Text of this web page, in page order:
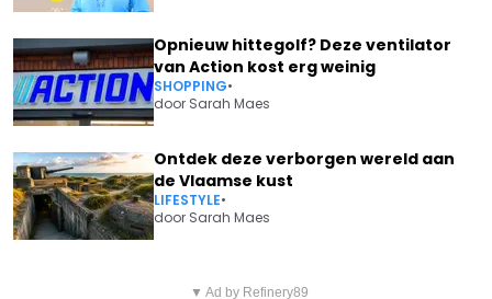
Opnieuw hittegolf? Deze ventilator
van Action kost erg weinig
SHOPPING•
door Sarah Maes
Ontdek deze verborgen wereld aan
de Vlaamse kust
LIFESTYLE•
door Sarah Maes
▼ Ad by Refinery89